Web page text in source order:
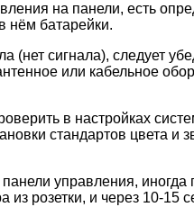
на панели, есть
нём батарейки.
сигнала), следует
или кабельное
в настройках
стандартов цвета и
управления, иногда
розетки, и через 10-15